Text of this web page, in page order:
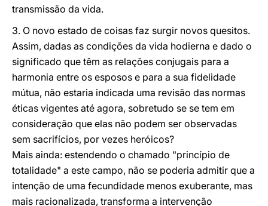
transmissão da vida.
3. O novo estado de coisas faz surgir novos quesitos.
Assim, dadas as condições da vida hodierna e dado o
significado que têm as relações conjugais para a
harmonia entre os esposos e para a sua fidelidade
mútua, não estaria indicada uma revisão das normas
éticas vigentes até agora, sobretudo se se tem em
consideração que elas não podem ser observadas
sem sacrifícios, por vezes heróicos?
Mais ainda: estendendo o chamado "princípio de
totalidade" a este campo, não se poderia admitir que a
intenção de uma fecundidade menos exuberante, mas
mais racionalizada, transforma a intervenção